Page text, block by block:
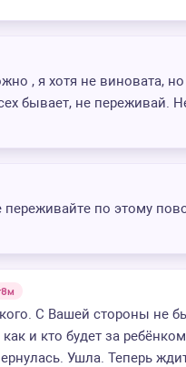
, я хотя не виновата,
бывает, не переживай.
переживайте по этому
С Вашей стороны не
и кто будет за
Ушла. Теперь